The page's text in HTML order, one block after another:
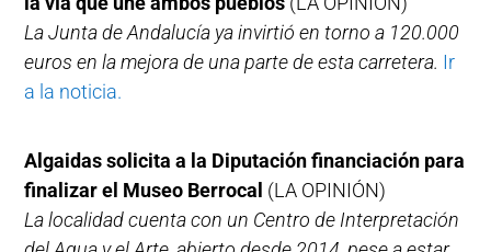
La Junta de Andalucía ya invirtió en torno a 120.000
euros en la mejora de una parte de esta carretera. Ir
a la noticia.
Algaidas solicita a la Diputación financiación para
finalizar el Museo Berrocal (LA OPINIÓN)
La localidad cuenta con un Centro de Interpretación